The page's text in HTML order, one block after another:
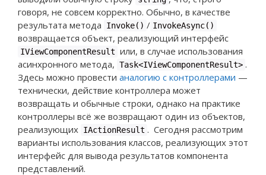
говоря, не совсем корректно. Обычно, в качестве
результата метода
Invoke() / InvokeAsync()
возвращается объект, реализующий интерфейс
IViewComponentResult или, в случае использования
асинхронного метода, Task<IViewComponentResult> .
Здесь можно провести аналогию с контроллерами —
технически, действие контроллера может
возвращать и обычные строки, однако на практике
контроллеры всё же возвращают один из объектов,
реализующих
IActionResult . Сегодня рассмотрим
варианты использования классов, реализующих этот
интерфейс для вывода результатов компонента
представлений.